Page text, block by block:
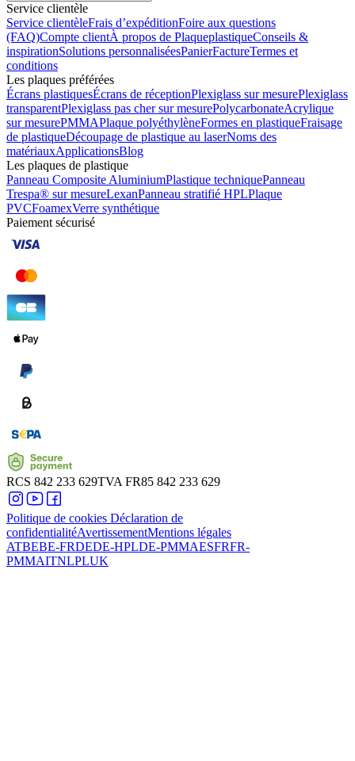
Service clientèle
Service clientèleFrais d’expéditionFoire aux questions
(FAQ)Compte clientÀ propos de PlaqueplastiqueConseils &
inspirationSolutions personnaliséesPanierFactureTermes et
conditions
Les plaques préférées
Écrans plastiquesÉcrans de réceptionPlexiglass sur mesurePlexiglass
transparentPlexiglass pas cher sur mesurePolycarbonateAcrylique
sur mesurePMMAPlaque polyéthylèneFormes en plastiqueFraisage
de plastiqueDécoupage de plastique au laserNoms des
matériauxApplicationsBlog
Les plaques de plastique
Panneau Composite AluminiumPlastique techniquePanneau
Trespa® sur mesureLexanPanneau stratifié HPLPlaque
PVCFoamexVerre synthétique
Paiement sécurisé
RCS 842 233 629TVA FR85 842 233 629
Politique de cookies Déclaration de
confidentialitéAvertissementMentions légales
ATBEBE-FRDEDE-HPLDE-PMMAESFRFR-
PMMAITNLPLUK